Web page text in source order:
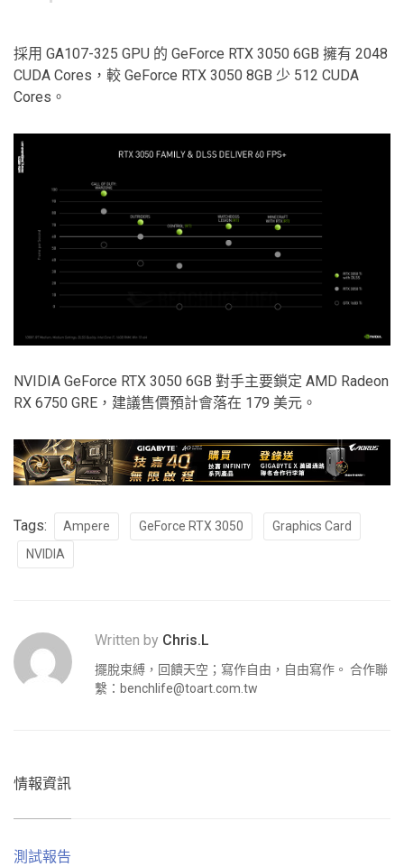
採用 GA107-325 GPU 的 GeForce RTX 3050 6GB 擁有 2048
CUDA Cores，較 GeForce RTX 3050 8GB 少 512 CUDA
Cores。
NVIDIA GeForce RTX 3050 6GB 對手主要鎖定 AMD Radeon
RX 6750 GRE，建議售價預計會落在 179 美元。
Tags: Ampere GeForce RTX 3050
Graphics Card
NVIDIA
Written by Chris.L
擺脫束縛，回饋天空；寫作自由，自由寫作。 合作聯
繫： benchlife@toart.com.tw
情報資訊
測試報告